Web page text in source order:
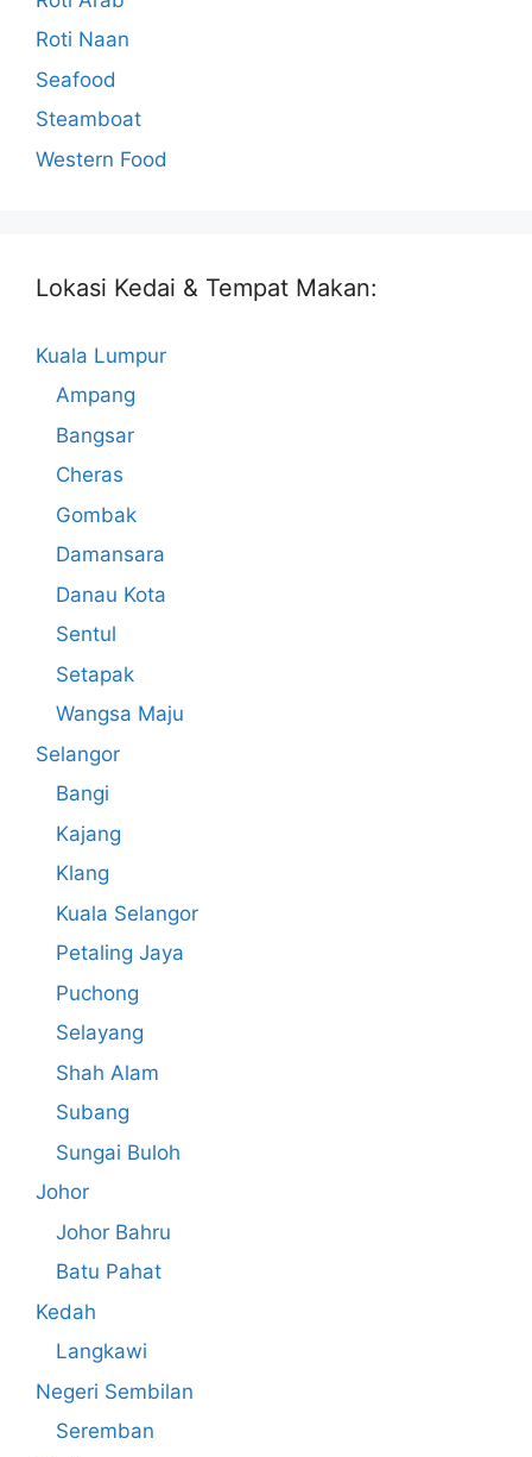
Roti Naan
Seafood
Steamboat
Western Food
Lokasi Kedai & Tempat Makan:
Kuala Lumpur
Ampang
Bangsar
Cheras
Gombak
Damansara
Danau Kota
Sentul
Setapak
Wangsa Maju
Selangor
Bangi
Kajang
Klang
Kuala Selangor
Petaling Jaya
Puchong
Selayang
Shah Alam
Subang
Sungai Buloh
Johor
Johor Bahru
Batu Pahat
Kedah
Langkawi
Negeri Sembilan
Seremban